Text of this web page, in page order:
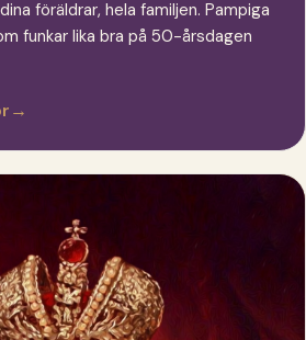
föräldrar, hela familjen. Pampiga
funkar lika bra på 50-årsdagen
→